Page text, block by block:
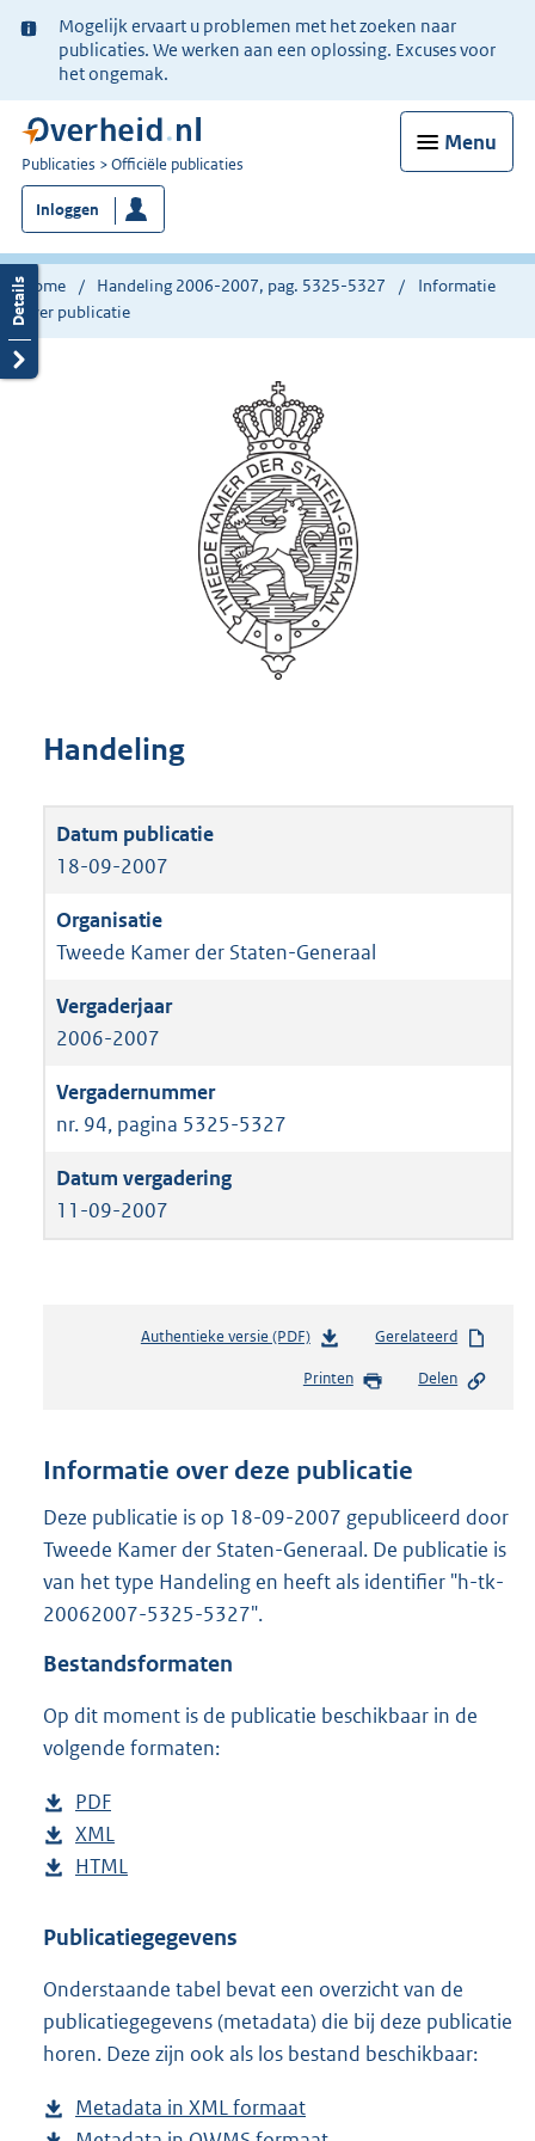
Ter
informatie:
Mogelijk ervaart u problemen met het zoeken naar
publicaties. We werken aan een oplossing. Excuses voor
het ongemak.
Menu
U
bent
nu
hier:
Publicaties Officiële publicaties
Inloggen
Home Handeling 2006-2007, pag. 5325-5327
Informatie
over publicatie
Handeling
18-09-2007
Tweede Kamer der Staten-Generaal
2006-2007
nr. 94, pagina 5325-5327
11-09-2007
Authentieke versie (PDF)b
s
n
s
r
o
:
Gerelateerd
Printen Delen
Informatie over deze publicatie
Deze publicatie is op 18-09-2007 gepubliceerd door
Tweede Kamer der Staten-Generaal. De publicatie is
van het type Handeling en heeft als identifier "h-tk-
20062007-5325-5327".
Bestandsformaten
Op dit moment is de publicatie beschikbaar in de
volgende formaten:
D
o
w
l
a
d
p
b
PDF
e
s
a
d
s
g
o
D
o
n
o
a
d
u
XML
e
t
n
d
s
r
D
w
l
o
a
p
HTML
s
a
n
d
g
Publicatiegegevens
Onderstaande tabel bevat een overzicht van de
publicatiegegevens (metadata) die bij deze publicatie
horen. Deze zijn ook als los bestand beschikbaar:
Metadata in XML formaat